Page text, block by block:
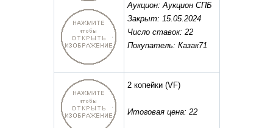
Аукцион: Аукцион СПБ
Закрыт: 15.05.2024
Число ставок: 22
Покупатель: Казак71
2 копейки (VF)
Итоговая цена: 22